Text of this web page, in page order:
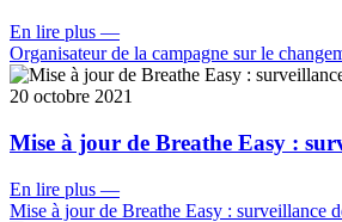
En lire plus —
Organisateur de la campagne sur le
20 octobre 2021
Mise à jour de Breathe Easy :
En lire plus —
Mise à jour de Breathe Easy : surveillance